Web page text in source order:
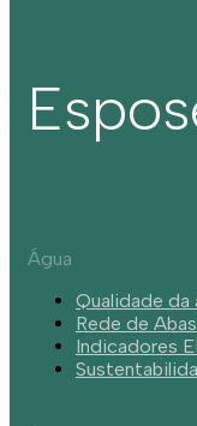
Água
Qualidade da
Rede de
Indicadores